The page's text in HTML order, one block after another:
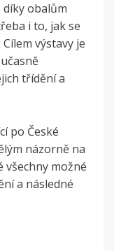
obalům
i to, jak se
výstavy je
třídění a
po České
názorně na
všechny možné
a následné